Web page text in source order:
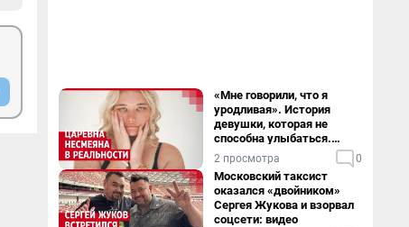
«Мне говорили, что я
уродливая». История
девушки, которая не
способна улыбаться.
Видео
2 просмотра 0
Московский таксист
оказался «двойником»
Сергея Жукова и взорвал
соцсети: видео